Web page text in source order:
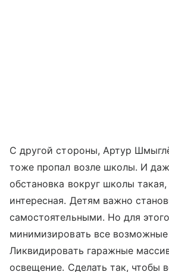
С другой стороны, Артур
тоже пропал возле школы. И
обстановка вокруг школы
интересная. Детям важно
самостоятельными. Но для
минимизировать все
Ликвидировать гаражные
освещение. Сделать так, чтобы